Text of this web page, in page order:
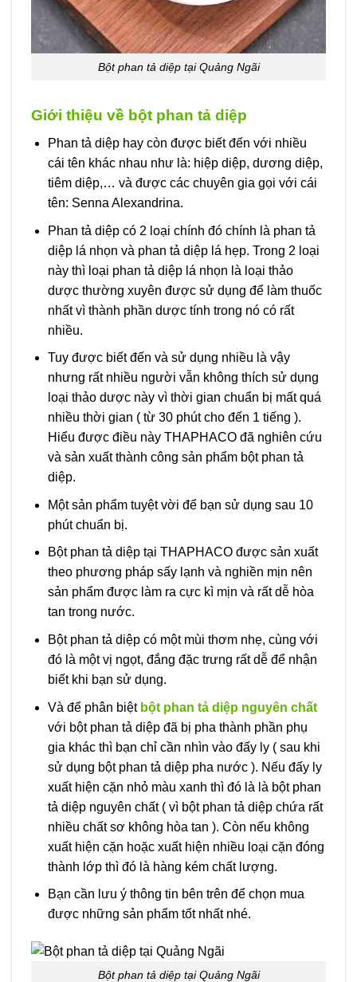
Bột phan tả diệp tại Quảng Ngãi
Giới thiệu về bột phan tả diệp
Phan tả diệp hay còn được biết đến với nhiều
cái tên khác nhau như là: hiệp diệp, dương diệp,
tiêm diệp,… và được các chuyên gia gọi với cái
tên: Senna Alexandrina.
Phan tả diệp có 2 loại chính đó chính là phan tả
diệp lá nhọn và phan tả diệp lá hẹp. Trong 2 loại
này thì loại phan tả diệp lá nhọn là loại thảo
dược thường xuyên được sử dụng để làm thuốc
nhất vì thành phần dược tính trong nó có rất
nhiều.
Tuy được biết đến và sử dụng nhiều là vậy
nhưng rất nhiều người vẫn không thích sử dụng
loại thảo dược này vì thời gian chuẩn bị mất quá
nhiều thời gian ( từ 30 phút cho đến 1 tiếng ).
Hiểu được điều này THAPHACO đã nghiên cứu
và sản xuất thành công sản phẩm bột phan tả
diệp.
Một sản phẩm tuyệt vời để bạn sử dụng sau 10
phút chuẩn bị.
Bột phan tả diệp tại THAPHACO được sản xuất
theo phương pháp sấy lạnh và nghiền mịn nên
sản phẩm được làm ra cực kì mịn và rất dễ hòa
tan trong nước.
Bột phan tả diệp có một mùi thơm nhẹ, cùng với
đó là một vị ngọt, đắng đặc trưng rất dễ để nhận
biết khi bạn sử dụng.
Và để phân biệt bột phan tả diệp nguyên chất
với bột phan tả diệp đã bị pha thành phần phụ
gia khác thì bạn chỉ cần nhìn vào đấy ly ( sau khi
sử dụng bột phan tả diệp pha nước ). Nếu đấy ly
xuất hiện cặn nhỏ màu xanh thì đó là là bột phan
tả diệp nguyên chất ( vì bột phan tả diệp chứa rất
nhiều chất sơ không hòa tan ). Còn nếu không
xuất hiện cặn hoặc xuất hiện nhiều loại cặn đóng
thành lớp thì đó là hàng kém chất lượng.
Bạn cần lưu ý thông tin bên trên để chọn mua
được những sản phẩm tốt nhất nhé.
Bột phan tả diệp tại Quảng Ngãi